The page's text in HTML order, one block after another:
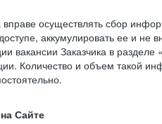
осуществлять сбор
аккумулировать ее и не
вакансии Заказчика в
Количество и объем такой
Сайте